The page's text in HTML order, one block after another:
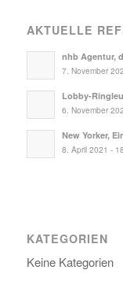
AKTUELLE
nhb Agentur,
7. November
Lobby-
6. November
New Yorker,
8. April 2021 -
KATEGORIEN
Keine Kategorien